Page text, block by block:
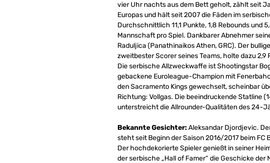
vier Uhr nachts aus dem Bett geholt, zählt seit
Europas und hält seit 2007 die Fäden im
Durchschnittlich 11,1 Punkte, 1,8 Rebounds und
Mannschaft pro Spiel. Dankbarer Abnehmer
Raduljica (Panathinaikos Athen, GRC). Der
zweitbester Scorer seines Teams, holte dazu 2,9
Die serbische Allzweckwaffe ist Shootingstar
gebackene Euroleague-Champion mit
den Sacramento Kings gewechselt, scheinbar
Richtung: Vollgas. Die beeindruckende Statline
unterstreicht die Allrounder-Qualitäten des 24-
Bekannte Gesichter:Aleksandar Djordjevic.
steht seit Beginn der Saison 2016/2017 beim FC
Der hochdekorierte Spieler genießt in seiner
der serbische „Hall of Famer“ die Geschicke